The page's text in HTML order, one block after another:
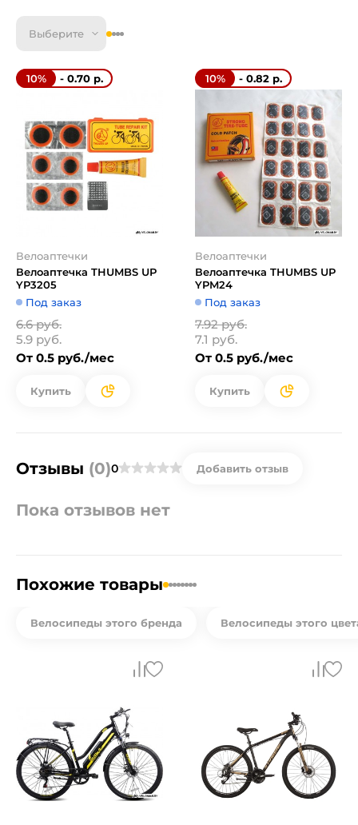
Выберите
10% - 0.70 р.
Велоаптечки
Велоаптечка THUMBS UP
YP3205
Под заказ
6.6 руб.
5.9 руб.
От 0.5 руб./мес
Купить
10% - 0.82 р.
Велоаптечки
Велоаптечка THUMBS UP
YPM24
Под заказ
7.92 руб.
7.1 руб.
От 0.5 руб./мес
Купить
Отзывы (0)0 Добавить отзыв
Пока отзывов нет
Похожие товары
Велосипеды этого бренда Велосипеды этого